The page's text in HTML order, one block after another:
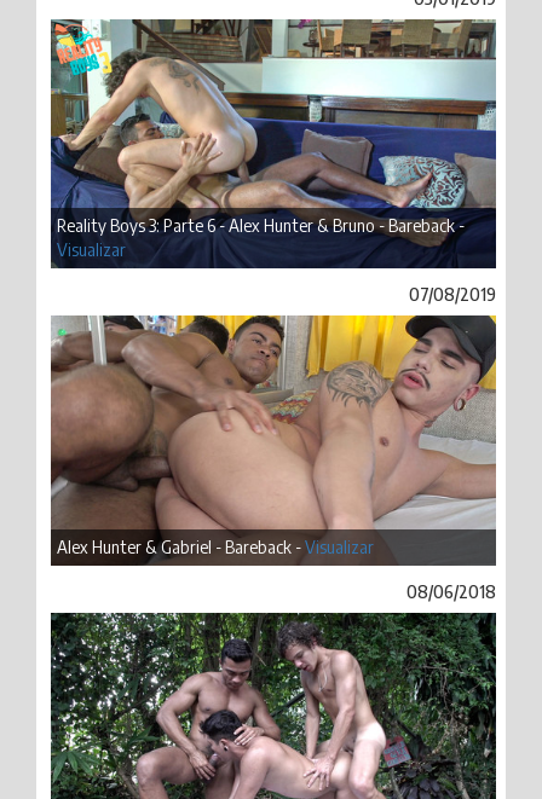
Reality Boys 3: Parte 6 - Alex Hunter & Bruno - Bareback -
Visualizar
07/08/2019
Alex Hunter & Gabriel - Bareback -Visualizar
08/06/2018